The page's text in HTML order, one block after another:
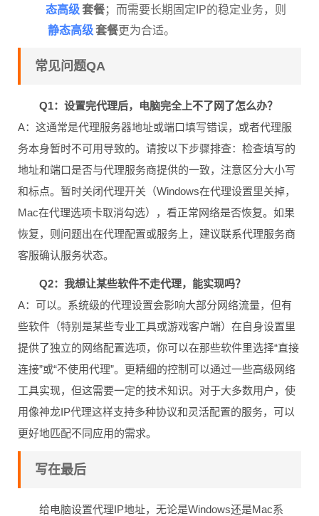
态高级套餐；而需要长期固定IP的稳定业务，则
静态高级套餐更为合适。
常见问题QA
Q1：设置完代理后，电脑完全上不了网了怎么办？
A：这通常是代理服务器地址或端口填写错误，或者代理服
务本身暂时不可用导致的。请按以下步骤排查：检查填写的
地址和端口是否与代理服务商提供的一致，注意区分大小写
和标点。暂时关闭代理开关（Windows在代理设置里关掉，
Mac在代理选项卡取消勾选），看正常网络是否恢复。如果
恢复，则问题出在代理配置或服务上，建议联系代理服务商
客服确认服务状态。
Q2：我想让某些软件不走代理，能实现吗？
A：可以。系统级的代理设置会影响大部分网络流量，但有
些软件（特别是某些专业工具或游戏客户端）在自身设置里
提供了独立的网络配置选项，你可以在那些软件里选择“直接
连接”或“不使用代理”。更精细的控制可以通过一些高级网络
工具实现，但这需要一定的技术知识。对于大多数用户，使
用像神龙IP代理这样支持多种协议和灵活配置的服务，可以
更好地匹配不同应用的需求。
写在最后
给电脑设置代理IP地址，无论是Windows还是Mac系